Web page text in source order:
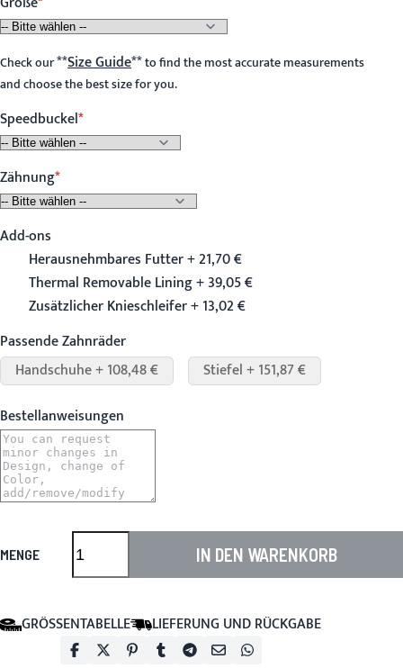
Check our**Size Guide**to find the most accurate measurements
and choose the best size for you.
Speedbuckel
Zähnung
Add-ons
Herausnehmbares Futter + 21,70 €
Thermal Removable Lining + 39,05 €
Zusätzlicher Knieschleifer + 13,02 €
Passende Zahnräder
Handschuhe + 108,48 €
Stiefel + 151,87 €
Bestellanweisungen
MENGE IN DEN WARENKORB
GRÖSSENTABELLE LIEFERUNG UND RÜCKGABE